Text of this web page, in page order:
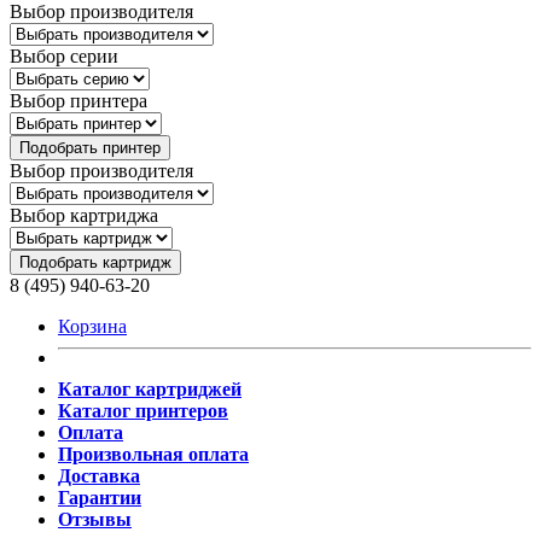
Выбор производителя
Выбор серии
Выбор принтера
Подобрать принтер
Выбор производителя
Выбор картриджа
Подобрать картридж
8 (495) 940-63-20
Корзина
Каталог картриджей
Каталог принтеров
Оплата
Произвольная оплата
Доставка
Гарантии
Отзывы